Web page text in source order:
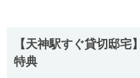
【天神駅すぐ貸切邸
特典